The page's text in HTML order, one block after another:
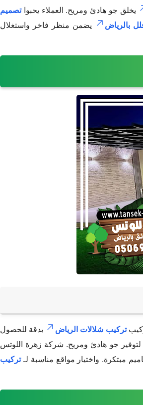
يخلق جو هادئ ومريح. العملاء يحبواتصميم
بالرياض
يضمن منظر فاخر واستغلال
تركيب شلالات الرياض
بدقة للحصول
لتوفير جو هادئ ومريح. شركة زهرة اللوتس
مبتكرة. واختيار مواقع مناسبة لـتركيب